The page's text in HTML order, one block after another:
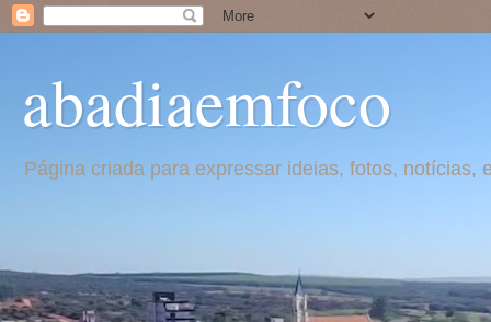
abadiaemfoco
Página criada para expressar ideias, fotos,